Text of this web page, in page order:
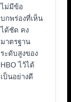
ไม่มีข้อ
บกพร่องที่เห็น
ได้ชัด คง
มาตรฐาน
ระดับสูงของ
HBO ไว้ได้
เป็นอย่างดี